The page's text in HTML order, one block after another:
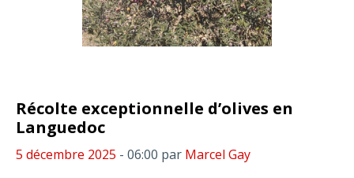
Récolte exceptionnelle d’olives en
Languedoc
5 décembre 2025 - 06:00 par Marcel Gay